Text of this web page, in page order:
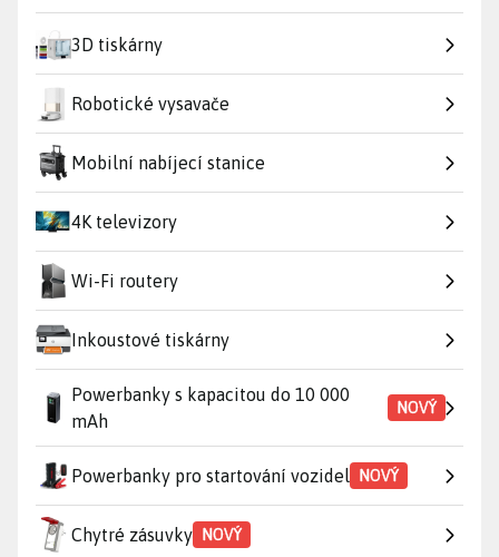
3D tiskárny
Robotické vysavače
Mobilní nabíjecí stanice
4K televizory
Wi-Fi routery
Inkoustové tiskárny
Powerbanky s kapacitou do 10 000
mAh
NOVÝ
Powerbanky pro startování vozidel NOVÝ
Chytré zásuvky NOVÝ